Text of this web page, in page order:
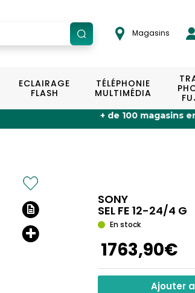
Magasins
ECLAIRAGE
FLASH
TÉLÉPHONIE
MULTIMÉDIA
+ de 100 magasins en France🏬 |
SONY
SEL FE 12-24/4 G
En stock
1763,90€
Ajouter